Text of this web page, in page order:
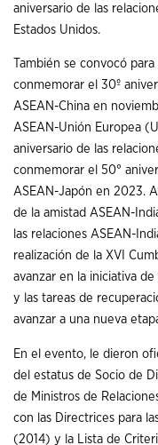
aniversario de las
Estados Unidos.
También se convocó
conmemorar el 30º
ASEAN-China en
ASEAN-Unión Europea
aniversario de las
conmemorar el 50°
ASEAN-Japón en 2023.
de la amistad ASEAN-
las relaciones ASEAN-
realización de la XVI
avanzar en la iniciativa
y las tareas de
avanzar a una nueva
En el evento, le dieron
del estatus de Socio de
de Ministros de
con las Directrices para
(2014) y la Lista de